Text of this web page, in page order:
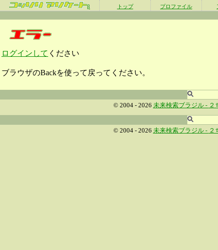
β トップ プロファイル
ログインして ください
ブラウザのBackを使って戻ってください。
© 2004 - 2026 未来検索ブラジル - ２
© 2004 - 2026 未来検索ブラジル - ２